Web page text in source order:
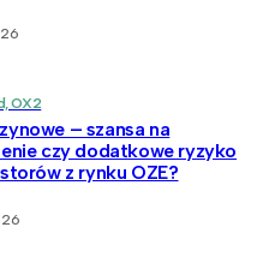
OX2
– szansa na
czy dodatkowe ryzyko
z rynku OZE?